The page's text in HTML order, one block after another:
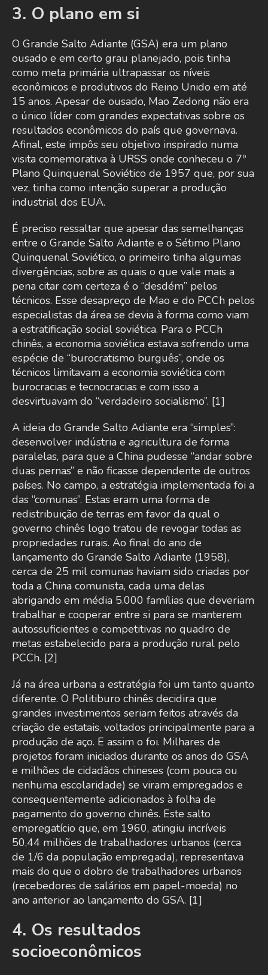
3. O plano em si
O Grande Salto Adiante (GSA) era um plano
ousado e em certo grau planejado, pois tinha
como meta primária ultrapassar os níveis
econômicos e produtivos do Reino Unido em até
15 anos. Apesar de ousado, Mao Zedong não era
o único líder com grandes expectativas sobre os
resultados econômicos do país que governava.
Afinal, este impôs seu objetivo inspirado numa
visita comemorativa à URSS onde conheceu o 7º
Plano Quinquenal Soviético de 1957 que, por sua
vez, tinha como intenção superar a produção
industrial dos EUA.
É preciso ressaltar que apesar das semelhanças
entre o Grande Salto Adiante e o Sétimo Plano
Quinquenal Soviético, o primeiro tinha algumas
divergências, sobre as quais o que vale mais a
pena citar com certeza é o “desdém” pelos
técnicos. Esse desapreço de Mao e do PCCh pelos
especialistas da área se devia à forma como viam
a estratificação social soviética. Para o PCCh
chinês, a economia soviética estava sofrendo uma
espécie de “burocratismo burguês”, onde os
técnicos limitavam a economia soviética com
burocracias e tecnocracias e com isso a
desvirtuavam do “verdadeiro socialismo”. [1]
A ideia do Grande Salto Adiante era “simples”:
desenvolver indústria e agricultura de forma
paralelas, para que a China pudesse “andar sobre
duas pernas” e não ficasse dependente de outros
países. No campo, a estratégia implementada foi a
das “comunas”. Estas eram uma forma de
redistribuição de terras em favor da qual o
governo chinês logo tratou de revogar todas as
propriedades rurais. Ao final do ano de
lançamento do Grande Salto Adiante (1958),
cerca de 25 mil comunas haviam sido criadas por
toda a China comunista, cada uma delas
abrigando em média 5.000 famílias que deveriam
trabalhar e cooperar entre si para se manterem
autossuficientes e competitivas no quadro de
metas estabelecido para a produção rural pelo
PCCh. [2]
Já na área urbana a estratégia foi um tanto quanto
diferente. O Politiburo chinês decidira que
grandes investimentos seriam feitos através da
criação de estatais, voltados principalmente para a
produção de aço. E assim o foi. Milhares de
projetos foram iniciados durante os anos do GSA
e milhões de cidadãos chineses (com pouca ou
nenhuma escolaridade) se viram empregados e
consequentemente adicionados à folha de
pagamento do governo chinês. Este salto
empregatício que, em 1960, atingiu incríveis
50,44 milhões de trabalhadores urbanos (cerca
de 1/6 da população empregada), representava
mais do que o dobro de trabalhadores urbanos
(recebedores de salários em papel-moeda) no
ano anterior ao lançamento do GSA. [1]
4. Os resultados
socioeconômicos